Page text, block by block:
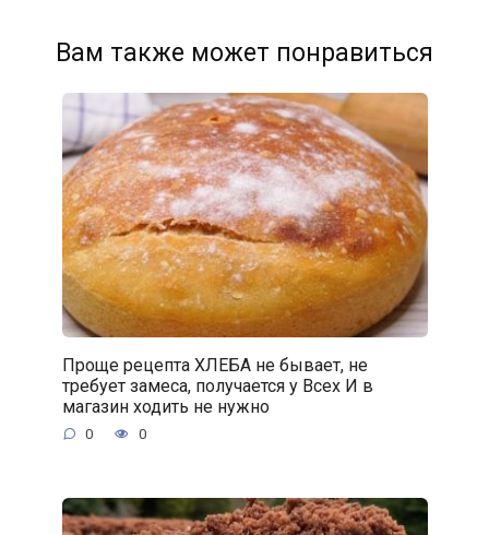
Вам также может понравиться
Проще рецепта ХЛЕБА не бывает, не
требует замеса, получается у Всех И в
магазин ходить не нужно
0 0